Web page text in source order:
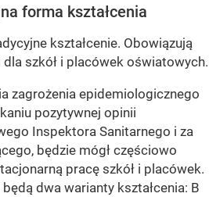
forma kształcenia
kształcenie. Obowiązują
szkół i placówek oświatowych.
zagrożenia epidemiologicznego
pozytywnej opinii
Inspektora Sanitarnego i za
będzie mógł częściowo
pracę szkół i placówek.
dwa warianty kształcenia: B